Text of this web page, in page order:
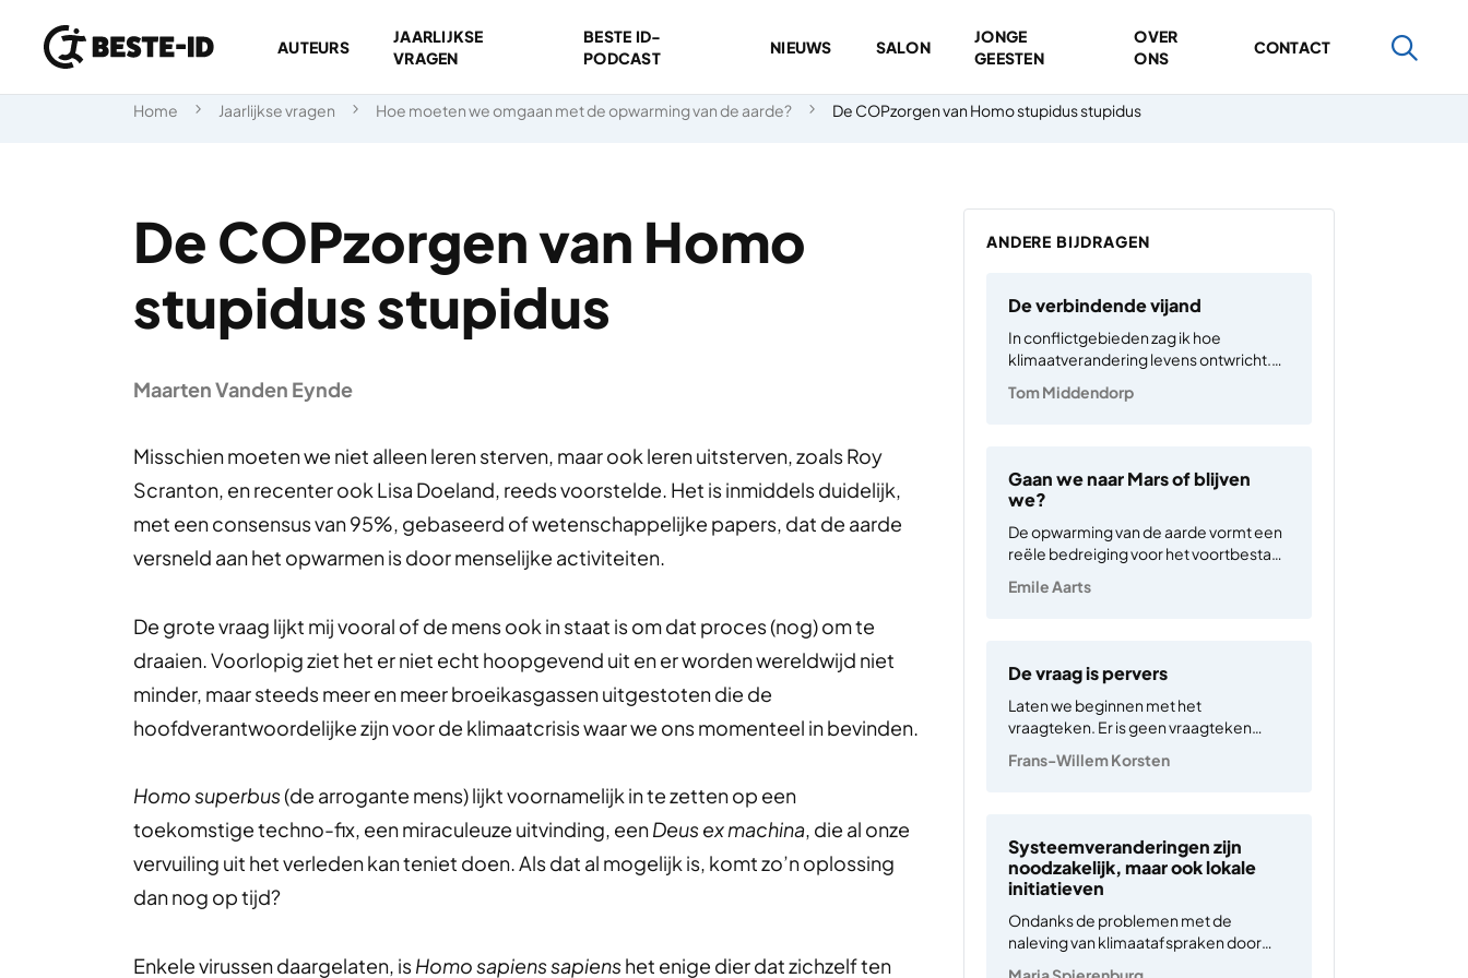
Ga naar inhoud
AUTEURS
JAARLIJKSE
VRAGEN
BESTE ID-
PODCAST
NIEUWS SALON
JONGE
GEESTEN
OVER
ONS
CONTACT
Home Jaarlijkse vragen Hoe moeten we omgaan met de opwarming van de aarde? De COPzorgen van Homo stupidus stupidus
De COPzorgen van Homo
stupidus stupidus
Maarten Vanden Eynde
Misschien moeten we niet alleen leren sterven, maar ook leren uitsterven, zoals Roy
Scranton, en recenter ook Lisa Doeland, reeds voorstelde. Het is inmiddels duidelijk,
met een consensus van 95%, gebaseerd of wetenschappelijke papers, dat de aarde
versneld aan het opwarmen is door menselijke activiteiten.
De grote vraag lijkt mij vooral of de mens ook in staat is om dat proces (nog) om te
draaien. Voorlopig ziet het er niet echt hoopgevend uit en er worden wereldwijd niet
minder, maar steeds meer en meer broeikasgassen uitgestoten die de
hoofdverantwoordelijke zijn voor de klimaatcrisis waar we ons momenteel in bevinden.
Homo superbus(de arrogante mens) lijkt voornamelijk in te zetten op een
toekomstige techno-fix, een miraculeuze uitvinding, eenDeus ex machina, die al onze
vervuiling uit het verleden kan teniet doen. Als dat al mogelijk is, komt zo’n oplossing
dan nog op tijd?
Enkele virussen daargelaten, isHomo sapiens sapienshet enige dier dat zichzelf ten
ANDERE BIJDRAGEN
De verbindende vijand
In conflictgebieden zag ik hoe
klimaatverandering levens ontwricht.
overstromingen spoelen oogsten en
migratie en geweld zijn dan nooit ver
weg. Dat is de harde…
Tom Middendorp
Gaan we naar Mars of blijven
we?
De opwarming van de aarde vormt een
reële bedreiging voor het voortbestaan
van broeikasgassen stijgt de
verlies van biodiversiteit en
toenemende extreme
weersomstandigheden. Sommigen,
onder wie Elon…
Emile Aarts
De vraag is pervers
Laten we beginnen met het
vraagteken. Er is geen vraagteken
voor de komende eeuwen, wellicht
Dan het ‘we’. Tja,…
Frans-Willem Korsten
Systeemveranderingen zijn
noodzakelijk, maar ook lokale
initiatieven
Ondanks de problemen met de
naleving van klimaatafspraken door